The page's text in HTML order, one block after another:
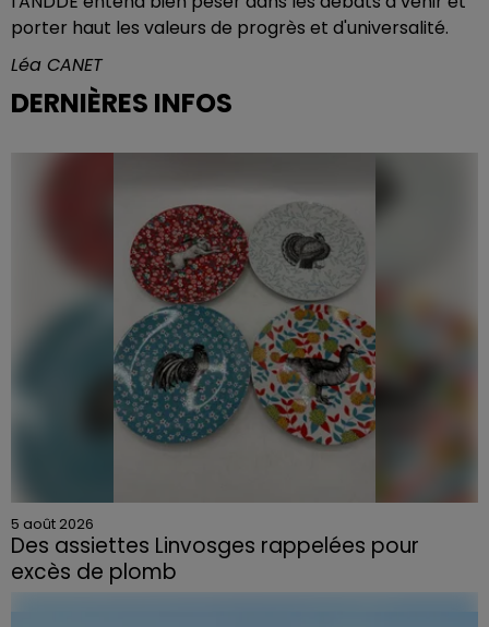
porter haut les valeurs de progrès et d'universalité.
Léa CANET
DERNIÈRES INFOS
5 août 2026
Des assiettes Linvosges rappelées pour
excès de plomb
Du plomb a été détecté dans deux assiettes en